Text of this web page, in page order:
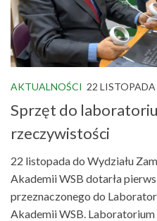
AKTUALNOŚCI 22
Sprzęt do
rzeczywistości
22 listopada do Wydziału
Akademii WSB dotarła
przeznaczonego do
Akademii WSB.